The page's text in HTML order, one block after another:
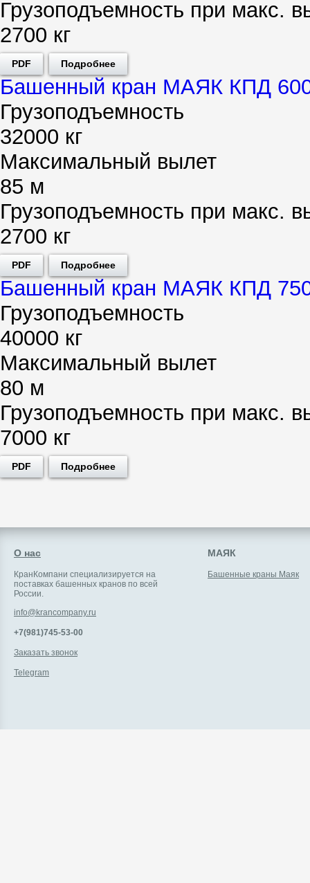
Грузоподъемность при макс.
2700 кг
PDF Подробнее
Башенный кран МАЯК КПД
Грузоподъемность
32000 кг
Максимальный вылет
85 м
Грузоподъемность при макс.
2700 кг
PDF Подробнее
Башенный кран МАЯК КПД
Грузоподъемность
40000 кг
Максимальный вылет
80 м
Грузоподъемность при макс.
7000 кг
PDF Подробнее
О нас
КранКомпани специализируется на
поставках башенных кранов по всей
России.
info@krancompany.ru
+7(981)745-53-00
Заказать звонок
Telegram
МАЯК
Башенные краны Маяк